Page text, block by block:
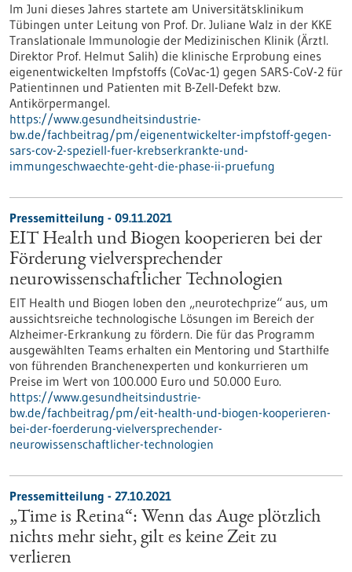
Im Juni dieses Jahres startete am Universitätsklinikum
Tübingen unter Leitung von Prof. Dr. Juliane Walz in der KKE
Translationale Immunologie der Medizinischen Klinik (Ärztl.
Direktor Prof. Helmut Salih) die klinische Erprobung eines
eigenentwickelten Impfstoffs (CoVac-1) gegen SARS-CoV-2 für
Patientinnen und Patienten mit B-Zell-Defekt bzw.
Antikörpermangel.
https://www.gesundheitsindustrie-
bw.de/fachbeitrag/pm/eigenentwickelter-impfstoff-gegen-
sars-cov-2-speziell-fuer-krebserkrankte-und-
immungeschwaechte-geht-die-phase-ii-pruefung
Pressemitteilung - 09.11.2021
EIT Health und Biogen kooperieren bei der
Förderung vielversprechender
neurowissenschaftlicher Technologien
EIT Health und Biogen loben den „neurotechprize“ aus, um
aussichtsreiche technologische Lösungen im Bereich der
Alzheimer-Erkrankung zu fördern. Die für das Programm
ausgewählten Teams erhalten ein Mentoring und Starthilfe
von führenden Branchenexperten und konkurrieren um
Preise im Wert von 100.000 Euro und 50.000 Euro.
https://www.gesundheitsindustrie-
bw.de/fachbeitrag/pm/eit-health-und-biogen-kooperieren-
bei-der-foerderung-vielversprechender-
neurowissenschaftlicher-technologien
Pressemitteilung - 27.10.2021
„Time is Retina“: Wenn das Auge plötzlich
nichts mehr sieht, gilt es keine Zeit zu
verlieren